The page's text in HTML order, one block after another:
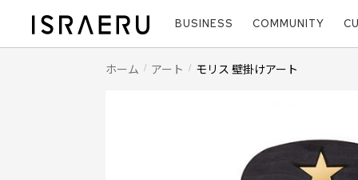
BUSINESS COMMUNITY
ホーム アート モリス 壁掛けアート